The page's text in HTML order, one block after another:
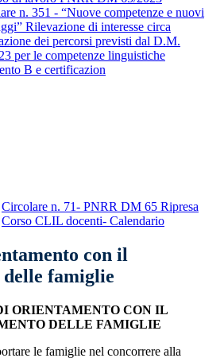
n. 351 - “Nuove competenze e nuovi
Rilevazione di interesse circa
dei percorsi previsti dal D.M.
per le competenze linguistiche
B e certificazion
Circolare n. 71- PNRR DM 65 Ripresa
Corso CLIL docenti- Calendario
con il
famiglie
ORIENTAMENTO CON IL
DELLE FAMIGLIE
le famiglie nel concorrere alla